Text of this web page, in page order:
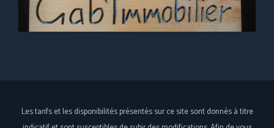
Les tarifs et les disponibilités présentés sur ce site sont donnés à titre